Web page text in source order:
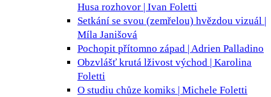
Husa rozhovor | Ivan Foletti
Setkání se svou (zemřelou) hvězdou vizuál |
Míla Janišová
Pochopit přítomno západ | Adrien Palladino
Obzvlášť krutá lživost východ | Karolina
Foletti
O studiu chůze komiks | Michele Foletti